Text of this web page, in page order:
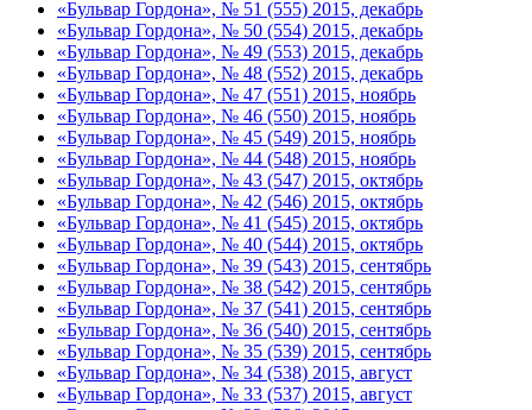
«Бульвар Гордона», № 51 (555) 2015, декабрь
«Бульвар Гордона», № 50 (554) 2015, декабрь
«Бульвар Гордона», № 49 (553) 2015, декабрь
«Бульвар Гордона», № 48 (552) 2015, декабрь
«Бульвар Гордона», № 47 (551) 2015, ноябрь
«Бульвар Гордона», № 46 (550) 2015, ноябрь
«Бульвар Гордона», № 45 (549) 2015, ноябрь
«Бульвар Гордона», № 44 (548) 2015, ноябрь
«Бульвар Гордона», № 43 (547) 2015, октябрь
«Бульвар Гордона», № 42 (546) 2015, октябрь
«Бульвар Гордона», № 41 (545) 2015, октябрь
«Бульвар Гордона», № 40 (544) 2015, октябрь
«Бульвар Гордона», № 39 (543) 2015, сентябрь
«Бульвар Гордона», № 38 (542) 2015, сентябрь
«Бульвар Гордона», № 37 (541) 2015, сентябрь
«Бульвар Гордона», № 36 (540) 2015, сентябрь
«Бульвар Гордона», № 35 (539) 2015, сентябрь
«Бульвар Гордона», № 34 (538) 2015, август
«Бульвар Гордона», № 33 (537) 2015, август